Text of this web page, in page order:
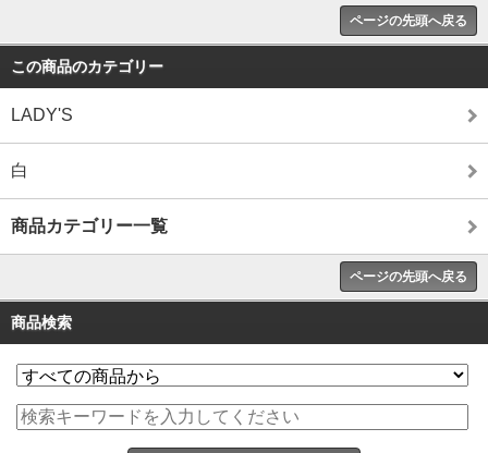
ページの先頭へ戻る
この商品のカテゴリー
LADY'S
白
商品カテゴリー一覧
ページの先頭へ戻る
商品検索